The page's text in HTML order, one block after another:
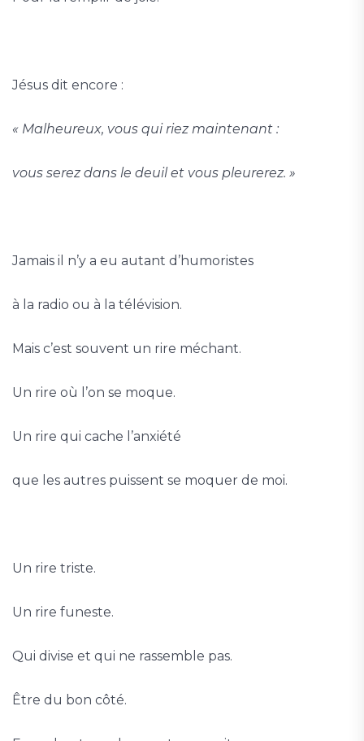
Jésus dit encore :
« Malheureux, vous qui riez maintenant :
vous serez dans le deuil et vous pleurerez. »
Jamais il n’y a eu autant d’humoristes
à la radio ou à la télévision.
Mais c’est souvent un rire méchant.
Un rire où l’on se moque.
Un rire qui cache l’anxiété
que les autres puissent se moquer de moi.
Un rire triste.
Un rire funeste.
Qui divise et qui ne rassemble pas.
Être du bon côté.